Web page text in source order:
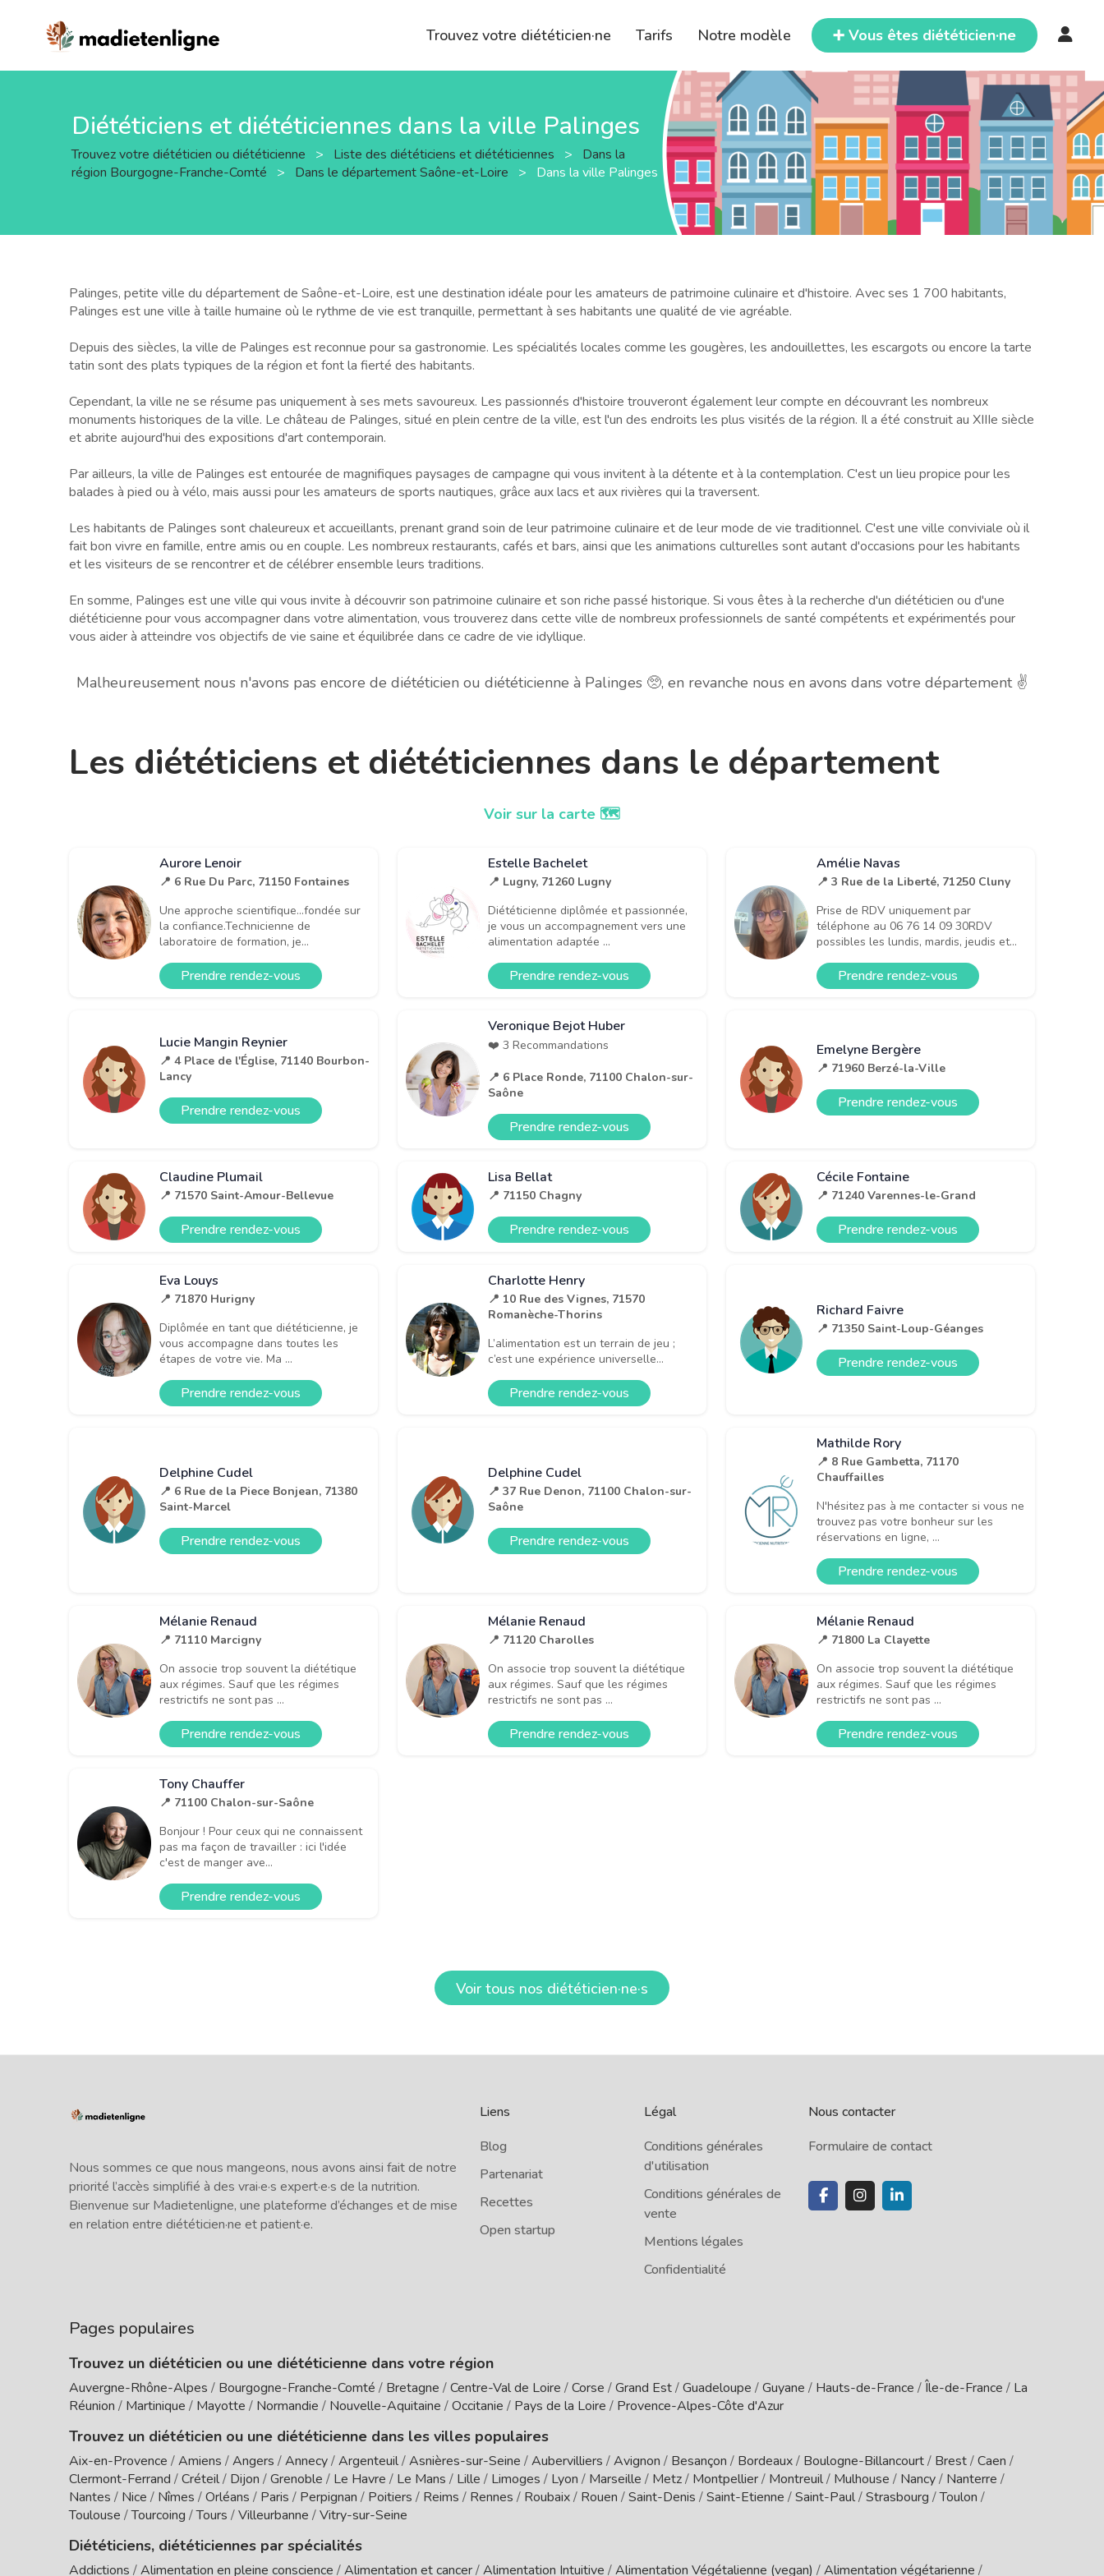
Trouvez votre diététicien·ne Tarifs Notre modèle ➕ Vous êtes diététicien·ne
Diététiciens et diététiciennes dans la ville Palinges
Trouvez votre diététicien ou diététicienne > Liste des diététiciens et diététiciennes >
Dans la
région Bourgogne-Franche-Comté
> Dans le département Saône-et-Loire > Dans la ville Palinges
Palinges, petite ville du département de Saône-et-Loire, est une destination idéale pour les amateurs de patrimoine culinaire et d'histoire. Avec ses 1 700 habitants,
Palinges est une ville à taille humaine où le rythme de vie est tranquille, permettant à ses habitants une qualité de vie agréable.
Depuis des siècles, la ville de Palinges est reconnue pour sa gastronomie. Les spécialités locales comme les gougères, les andouillettes, les escargots ou encore la tarte
tatin sont des plats typiques de la région et font la fierté des habitants.
Cependant, la ville ne se résume pas uniquement à ses mets savoureux. Les passionnés d'histoire trouveront également leur compte en découvrant les nombreux
monuments historiques de la ville. Le château de Palinges, situé en plein centre de la ville, est l'un des endroits les plus visités de la région. Il a été construit au XIIIe siècle
et abrite aujourd'hui des expositions d'art contemporain.
Par ailleurs, la ville de Palinges est entourée de magnifiques paysages de campagne qui vous invitent à la détente et à la contemplation. C'est un lieu propice pour les
balades à pied ou à vélo, mais aussi pour les amateurs de sports nautiques, grâce aux lacs et aux rivières qui la traversent.
Les habitants de Palinges sont chaleureux et accueillants, prenant grand soin de leur patrimoine culinaire et de leur mode de vie traditionnel. C'est une ville conviviale où il
fait bon vivre en famille, entre amis ou en couple. Les nombreux restaurants, cafés et bars, ainsi que les animations culturelles sont autant d'occasions pour les habitants
et les visiteurs de se rencontrer et de célébrer ensemble leurs traditions.
En somme, Palinges est une ville qui vous invite à découvrir son patrimoine culinaire et son riche passé historique. Si vous êtes à la recherche d'un diététicien ou d'une
diététicienne pour vous accompagner dans votre alimentation, vous trouverez dans cette ville de nombreux professionnels de santé compétents et expérimentés pour
vous aider à atteindre vos objectifs de vie saine et équilibrée dans ce cadre de vie idyllique.
Malheureusement nous n'avons pas encore de diététicien ou diététicienne à Palinges 🥺, en revanche nous en avons dans votre département ✌️
Les diététiciens et diététiciennes dans le département
Voir sur la carte 🗺️
Aurore Lenoir
📍 6 Rue Du Parc, 71150 Fontaines
Une approche scientifique...fondée sur
la confiance.​Technicienne de
laboratoire de formation, je...
Prendre rendez-vous
Estelle Bachelet
📍 Lugny, 71260 Lugny
Diététicienne diplômée et passionnée,
je vous un accompagnement vers une
alimentation adaptée ...
Prendre rendez-vous
Amélie Navas
📍 3 Rue de la Liberté, 71250 Cluny
Prise de RDV uniquement par
téléphone au 06 76 14 09 30RDV
possibles les lundis, mardis, jeudis et...
Prendre rendez-vous
Lucie Mangin Reynier
📍 4 Place de l'Église, 71140 Bourbon-
Lancy
Prendre rendez-vous
Veronique Bejot Huber
❤️ 3 Recommandations
📍 6 Place Ronde, 71100 Chalon-sur-
Saône
Prendre rendez-vous
Emelyne Bergère
📍 71960 Berzé-la-Ville
Prendre rendez-vous
Claudine Plumail
📍 71570 Saint-Amour-Bellevue
Prendre rendez-vous
Lisa Bellat
📍 71150 Chagny
Prendre rendez-vous
Cécile Fontaine
📍 71240 Varennes-le-Grand
Prendre rendez-vous
Eva Louys
📍 71870 Hurigny
Diplômée en tant que diététicienne, je
vous accompagne dans toutes les
étapes de votre vie. Ma ...
Prendre rendez-vous
Charlotte Henry
📍 10 Rue des Vignes, 71570
Romanèche-Thorins
L’alimentation est un terrain de jeu ;
c’est une expérience universelle...
Prendre rendez-vous
Richard Faivre
📍 71350 Saint-Loup-Géanges
Prendre rendez-vous
Delphine Cudel
📍 6 Rue de la Piece Bonjean, 71380
Saint-Marcel
Prendre rendez-vous
Delphine Cudel
📍 37 Rue Denon, 71100 Chalon-sur-
Saône
Prendre rendez-vous
Mathilde Rory
📍 8 Rue Gambetta, 71170
Chauffailles
N'hésitez pas à me contacter si vous ne
trouvez pas votre bonheur sur les
réservations en ligne, ...
Prendre rendez-vous
Mélanie Renaud
📍 71110 Marcigny
On associe trop souvent la diététique
aux régimes. Sauf que les régimes
restrictifs ne sont pas ...
Prendre rendez-vous
Mélanie Renaud
📍 71120 Charolles
On associe trop souvent la diététique
aux régimes. Sauf que les régimes
restrictifs ne sont pas ...
Prendre rendez-vous
Mélanie Renaud
📍 71800 La Clayette
On associe trop souvent la diététique
aux régimes. Sauf que les régimes
restrictifs ne sont pas ...
Prendre rendez-vous
Tony Chauffer
📍 71100 Chalon-sur-Saône
Bonjour ! Pour ceux qui ne connaissent
pas ma façon de travailler : ici l'idée
c'est de manger ave...
Prendre rendez-vous
Voir tous nos diététicien·ne·s
Nous sommes ce que nous mangeons, nous avons ainsi fait de notre
priorité l’accès simplifié à des vrai·e·s expert·e·s de la nutrition.
Bienvenue sur Madietenligne, une plateforme d’échanges et de mise
en relation entre diététicien·ne et patient·e.
Liens
Blog
Partenariat
Recettes
Open startup
Légal
Conditions générales
d'utilisation
Conditions générales de
vente
Mentions légales
Confidentialité
Nous contacter
Formulaire de contact
Pages populaires
Trouvez un diététicien ou une diététicienne dans votre région
Auvergne-Rhône-Alpes / Bourgogne-Franche-Comté / Bretagne /Centre-Val de Loire /Corse /Grand Est/Guadeloupe /Guyane / Hauts-de-France /Île-de-France / La
Réunion / Martinique / Mayotte / Normandie / Nouvelle-Aquitaine /Occitanie / Pays de la Loire / Provence-Alpes-Côte d'Azur
Trouvez un diététicien ou une diététicienne dans les villes populaires
Aix-en-Provence /Amiens /Angers /Annecy/Argenteuil/Asnières-sur-Seine /Aubervilliers /Avignon / Besançon / Bordeaux/ Boulogne-Billancourt/ Brest/Caen /
Clermont-Ferrand /Créteil/ Dijon /Grenoble / Le Havre / Le Mans / Lille / Limoges / Lyon / Marseille / Metz/ Montpellier/ Montreuil/ Mulhouse / Nancy/ Nanterre /
Nantes / Nice / Nîmes /Orléans / Paris / Perpignan / Poitiers / Reims / Rennes / Roubaix/ Rouen /Saint-Denis /Saint-Etienne /Saint-Paul/Strasbourg /Toulon /
Toulouse /Tourcoing /Tours /Villeurbanne /Vitry-sur-Seine
Diététiciens, diététiciennes par spécialités
Addictions /Alimentation en pleine conscience /Alimentation et cancer/Alimentation Intuitive /Alimentation Végétalienne (vegan) /Alimentation végétarienne /